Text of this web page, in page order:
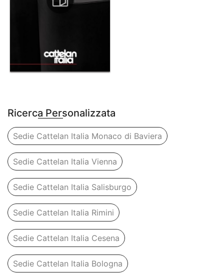
Ricerca Personalizzata
Sedie Cattelan Italia Monaco di Baviera
Sedie Cattelan Italia Vienna
Sedie Cattelan Italia Salisburgo
Sedie Cattelan Italia Rimini
Sedie Cattelan Italia Cesena
Sedie Cattelan Italia Bologna